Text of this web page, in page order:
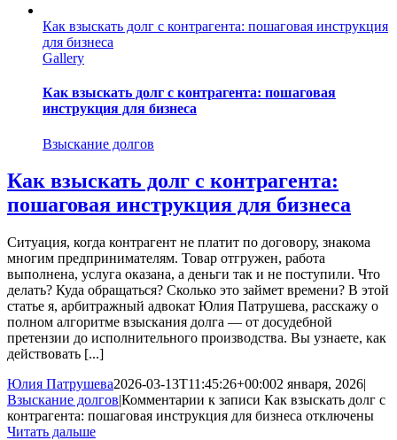
Как взыскать долг с контрагента: пошаговая инструкция
для бизнеса
Gallery
Как взыскать долг с контрагента: пошаговая
инструкция для бизнеса
Взыскание долгов
Как взыскать долг с контрагента:
пошаговая инструкция для бизнеса
С​итуация, когда контрагент не платит по договору, знакома
многим предпринимателям. Товар отгружен, работа
выполнена, услуга оказана, а деньги так и не поступили. Что
делать? Куда обращаться? Сколько это займет времени? В этой
статье я, арбитражный адвокат Юлия Патрушева, расскажу о
полном алгоритме взыскания долга — от досудебной
претензии до исполнительного производства. Вы узнаете, как
действовать [...]
Юлия Патрушева2026-03-13T11:45:26+00:002 января, 2026|
Взыскание долгов|Комментарии к записи Как взыскать долг с
контрагента: пошаговая инструкция для бизнеса отключены
Читать дальше